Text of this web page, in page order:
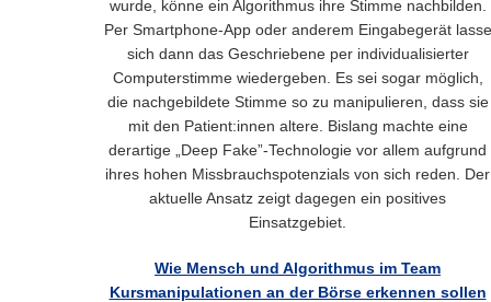
wurde, könne ein Algorithmus ihre Stimme nachbilden.
Per Smartphone-App oder anderem Eingabegerät lasse
sich dann das Geschriebene per individualisierter
Computerstimme wiedergeben. Es sei sogar möglich,
die nachgebildete Stimme so zu manipulieren, dass sie
mit den Patient:innen altere. Bislang machte eine
derartige „Deep Fake”-Technologie vor allem aufgrund
ihres hohen Missbrauchspotenzials von sich reden. Der
aktuelle Ansatz zeigt dagegen ein positives
Einsatzgebiet.
Wie Mensch und Algorithmus im Team
Kursmanipulationen an der Börse erkennen sollen